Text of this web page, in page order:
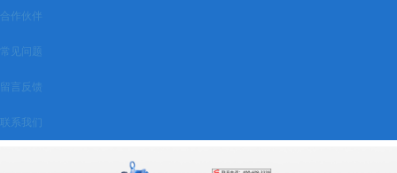
合作伙伴
常见问题
留言反馈
联系我们